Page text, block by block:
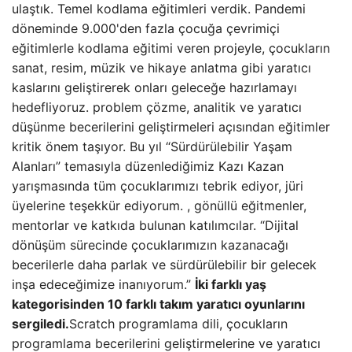
ulaştık. Temel kodlama eğitimleri verdik. Pandemi
döneminde 9.000'den fazla çocuğa çevrimiçi
eğitimlerle kodlama eğitimi veren projeyle, çocukların
sanat, resim, müzik ve hikaye anlatma gibi yaratıcı
kaslarını geliştirerek onları geleceğe hazırlamayı
hedefliyoruz. problem çözme, analitik ve yaratıcı
düşünme becerilerini geliştirmeleri açısından eğitimler
kritik önem taşıyor. Bu yıl “Sürdürülebilir Yaşam
Alanları” temasıyla düzenlediğimiz Kazı Kazan
yarışmasında tüm çocuklarımızı tebrik ediyor, jüri
üyelerine teşekkür ediyorum. , gönüllü eğitmenler,
mentorlar ve katkıda bulunan katılımcılar. “Dijital
dönüşüm sürecinde çocuklarımızın kazanacağı
becerilerle daha parlak ve sürdürülebilir bir gelecek
inşa edeceğimize inanıyorum.” İki farklı yaş
kategorisinden 10 farklı takım yaratıcı oyunlarını
sergiledi.Scratch programlama dili, çocukların
programlama becerilerini geliştirmelerine ve yaratıcı